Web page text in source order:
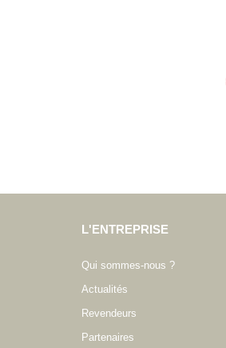
L'ENTREPRISE
Qui sommes-nous ?
Actualités
Revendeurs
Partenaires